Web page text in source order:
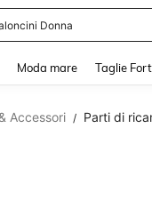
Donna
Moda mare Taglie
Accessori / Parti di